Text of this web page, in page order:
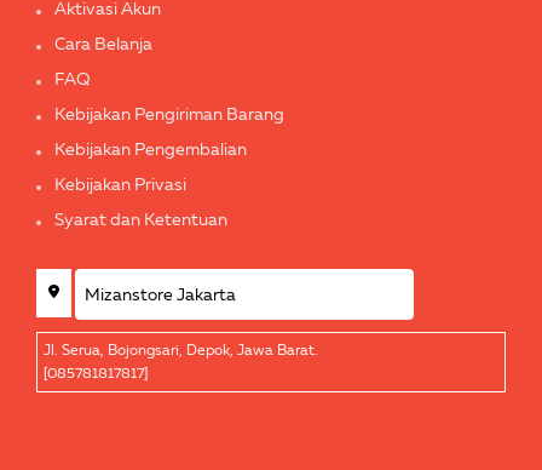
Aktivasi Akun
Cara Belanja
FAQ
Kebijakan Pengiriman Barang
Kebijakan Pengembalian
Kebijakan Privasi
Syarat dan Ketentuan
Jl. Serua, Bojongsari, Depok, Jawa Barat.
[085781817817]